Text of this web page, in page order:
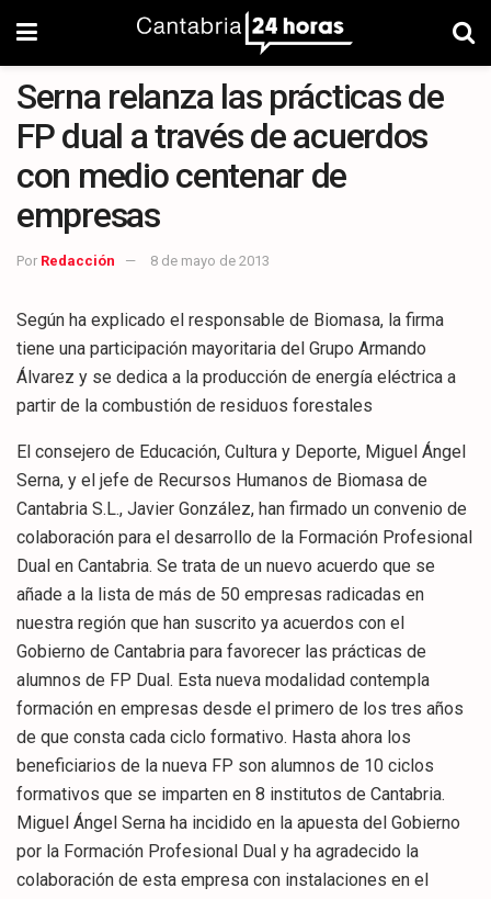
Serna relanza las prácticas de
FP dual a través de acuerdos
con medio centenar de
empresas
Por Redacción 8 de mayo de 2013
Según ha explicado el responsable de Biomasa, la firma
tiene una participación mayoritaria del Grupo Armando
Álvarez y se dedica a la producción de energía eléctrica a
partir de la combustión de residuos forestales
El consejero de Educación, Cultura y Deporte, Miguel Ángel
Serna, y el jefe de Recursos Humanos de Biomasa de
Cantabria S.L., Javier González, han firmado un convenio de
colaboración para el desarrollo de la Formación Profesional
Dual en Cantabria. Se trata de un nuevo acuerdo que se
añade a la lista de más de 50 empresas radicadas en
nuestra región que han suscrito ya acuerdos con el
Gobierno de Cantabria para favorecer las prácticas de
alumnos de FP Dual. Esta nueva modalidad contempla
formación en empresas desde el primero de los tres años
de que consta cada ciclo formativo. Hasta ahora los
beneficiarios de la nueva FP son alumnos de 10 ciclos
formativos que se imparten en 8 institutos de Cantabria.
Miguel Ángel Serna ha incidido en la apuesta del Gobierno
por la Formación Profesional Dual y ha agradecido la
colaboración de esta empresa con instalaciones en el